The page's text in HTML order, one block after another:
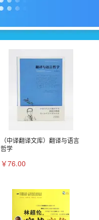
（中译翻译文库）翻译与语言
哲学
￥76.00